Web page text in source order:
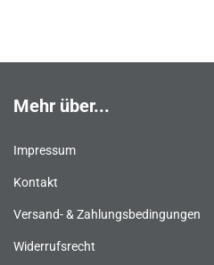
Mehr über...
Impressum
Kontakt
Versand- & Zahlungsbedingungen
Widerrufsrecht